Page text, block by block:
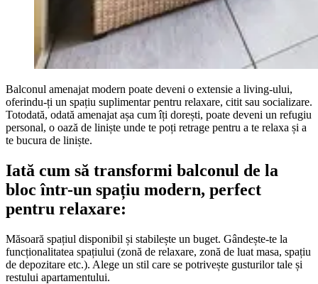
Balconul amenajat modern poate deveni o extensie a living-ului,
oferindu-ți un spațiu suplimentar pentru relaxare, citit sau socializare.
Totodată, odată amenajat așa cum îți dorești, poate deveni un refugiu
personal, o oază de liniște unde te poți retrage pentru a te relaxa și a
te bucura de liniște.
Iată cum să transformi balconul de la
bloc într-un spațiu modern, perfect
pentru relaxare:
Măsoară spațiul disponibil și stabilește un buget. Gândește-te la
funcționalitatea spațiului (zonă de relaxare, zonă de luat masa, spațiu
de depozitare etc.). Alege un stil care se potrivește gusturilor tale și
restului apartamentului.